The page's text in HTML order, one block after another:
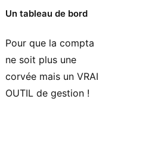
Un tableau de bord
Pour que la compta
ne soit plus une
corvée mais un VRAI
OUTIL de gestion !